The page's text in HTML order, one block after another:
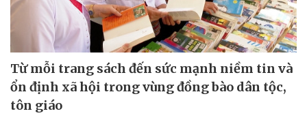
Từ mỗi trang sách đến sức mạnh niềm tin và
ổn định xã hội trong vùng đồng bào dân tộc,
tôn giáo